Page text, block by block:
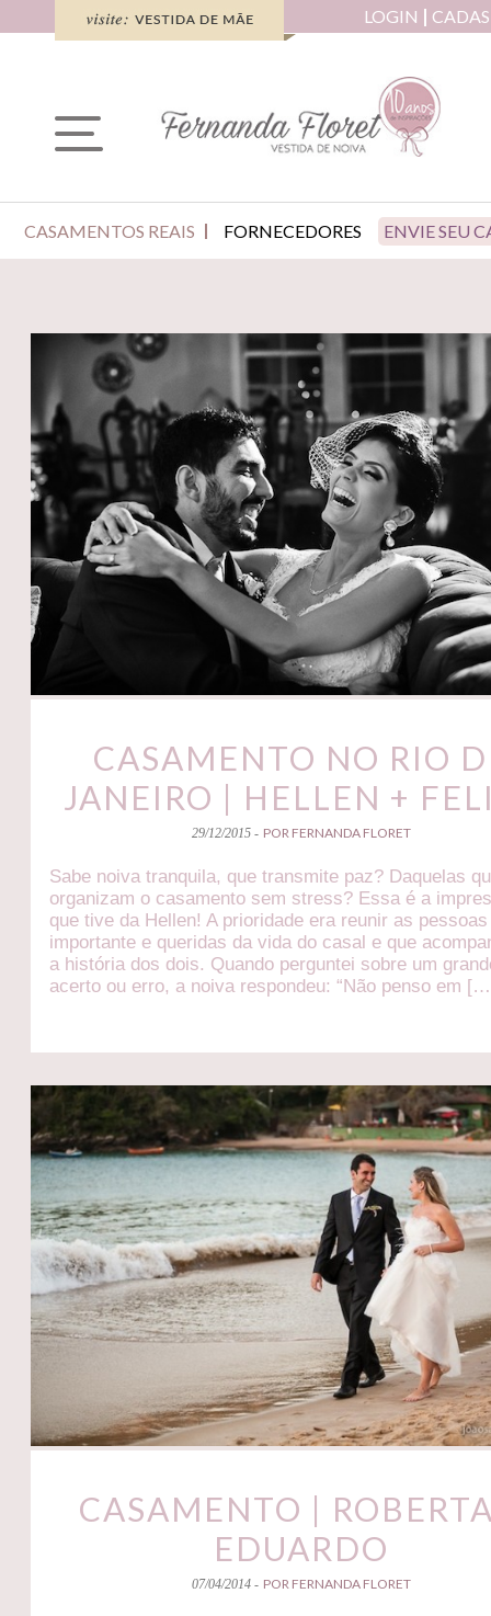
LOGIN
CASAMENTOS REAIS FORNECEDORES ENVIE SEU
CASAMENTO NO RIO
JANEIRO | HELLEN +
29/12/2015 - POR FERNANDA FLORET
Sabe noiva tranquila, que transmite paz? Daquelas
organizam o casamento sem stress? Essa é a
que tive da Hellen! A prioridade era reunir as pessoas
importante e queridas da vida do casal e que
a história dos dois. Quando perguntei sobre um
acerto ou erro, a noiva respondeu: “Não penso em
CASAMENTO |
EDUARDO
07/04/2014 - POR FERNANDA FLORET